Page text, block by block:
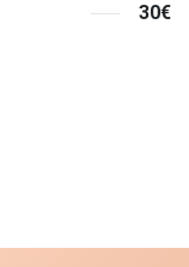
30€